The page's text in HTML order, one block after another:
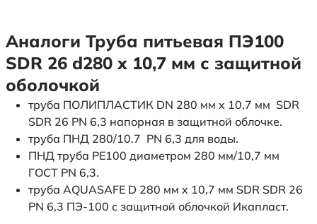
Аналоги Труба питьевая ПЭ100
SDR 26 d280 х 10,7 мм с защитной
оболочкой
труба ПОЛИПЛАСТИК DN 280 мм x 10,7 мм SDR
SDR 26 PN 6,3 напорная в защитной облочке.
труба ПНД 280/10.7 PN 6,3 для воды.
ПНД труба PE100 диаметром 280 мм/10,7 мм
ГОСТ PN 6,3.
труба AQUASAFE D 280 мм x 10,7 мм SDR SDR 26
PN 6,3 ПЭ-100 с защитной облочкой Икапласт.